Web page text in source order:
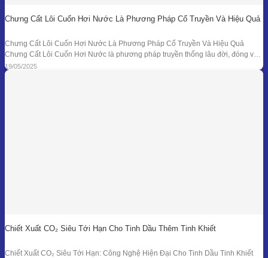
Chưng Cất Lôi Cuốn Hơi Nước Là Phương Pháp Cổ Truyền Và Hiệu Quả
Chưng Cất Lôi Cuốn Hơi Nước Là Phương Pháp Cổ Truyền Và Hiệu Quả
Chưng Cất Lôi Cuốn Hơi Nước là phương pháp truyền thống lâu đời, đóng vai
trò nền tảng trong ngành chiết xuất tinh dầu thiên nhiên. Từ những nồi đồng thủ
công ở các làng nghề cho đến hệ thống chưng
19/05/2025
Chiết Xuất CO₂ Siêu Tới Hạn Cho Tinh Dầu Thêm Tinh Khiết
Chiết Xuất CO₂ Siêu Tới Hạn: Công Nghệ Hiện Đại Cho Tinh Dầu Tinh Khiết